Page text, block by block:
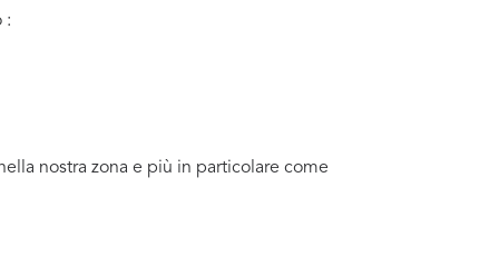
:
nostra zona e più in particolare come